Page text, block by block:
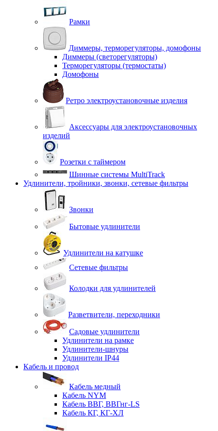
Рамки
Диммеры, терморегуляторы, домофоны
Диммеры (светорегуляторы)
Терморегуляторы (термостаты)
Домофоны
Ретро электроустановочные изделия
Аксессуары для электроустановочных
изделий
Розетки с таймером
Шинные системы MultiTrack
Удлинители, тройники, звонки, сетевые фильтры
Звонки
Бытовые удлинители
Удлинители на катушке
Сетевые фильтры
Колодки для удлинителей
Разветвители, переходники
Садовые удлинители
Удлинители на рамке
Удлинители-шнуры
Удлинители IP44
Кабель и провод
Кабель медный
Кабель NYM
Кабель ВВГ, ВВГнг-LS
Кабель КГ, КГ-ХЛ